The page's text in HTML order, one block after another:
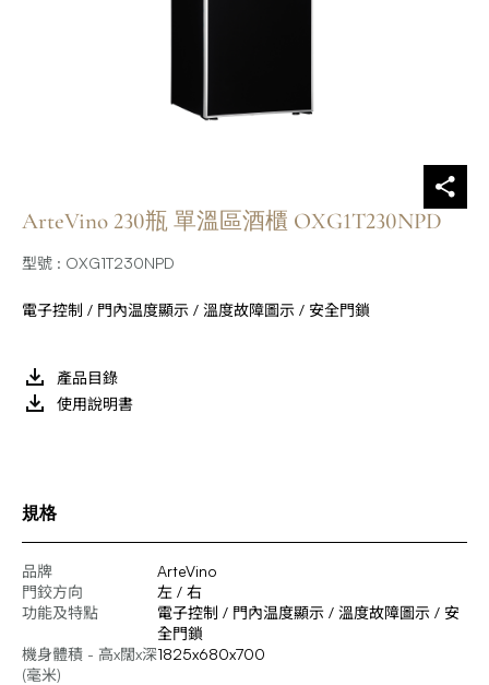
ArteVino 230瓶 單溫區酒櫃 OXG1T230NPD
型號 : OXG1T230NPD
電子控制 / 門內温度顯示 / 溫度故障圖示 / 安全門鎖
產品目錄
使用說明書
規格
品牌
ArteVino
門鉸方向
左 / 右
功能及特點
電子控制 / 門內温度顯示 / 溫度故障圖示 / 安
全門鎖
機身體積 - 高x闊x深
(毫米)
1825x680x700